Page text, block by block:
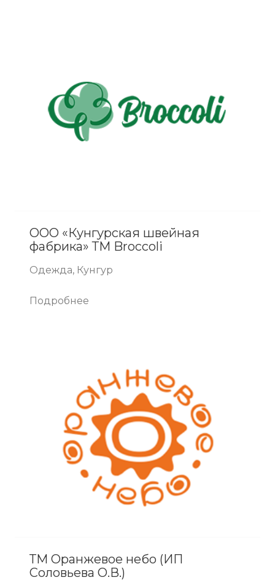
ООО «Кунгурская швейная
фабрика» ТМ Broccoli
Одежда, Кунгур
Подробнее
ТМ Оранжевое небо (ИП
Соловьева О.В.)